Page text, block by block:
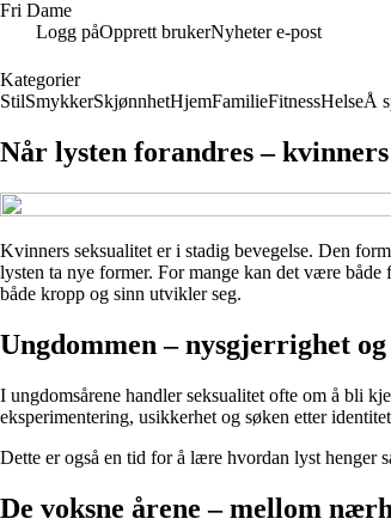
Fri Dame
Logg påOpprett brukerNyheter e-post
Kategorier
StilSmykkerSkjønnhetHjemFamilieFitnessHelseÅ
Når lysten forandres –
Kvinners seksualitet er i stadig bevegelse. Den
lysten ta nye former. For mange kan det være
både kropp og sinn utvikler seg.
Ungdommen – nysgjerrighet
I ungdomsårene handler seksualitet ofte om å bli
eksperimentering, usikkerhet og søken etter
Dette er også en tid for å lære hvordan lyst henger
De voksne årene – mellom